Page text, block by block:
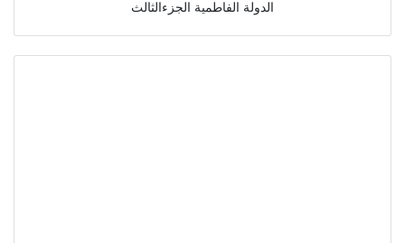
الدولة الفاطمية الجزءالثالث